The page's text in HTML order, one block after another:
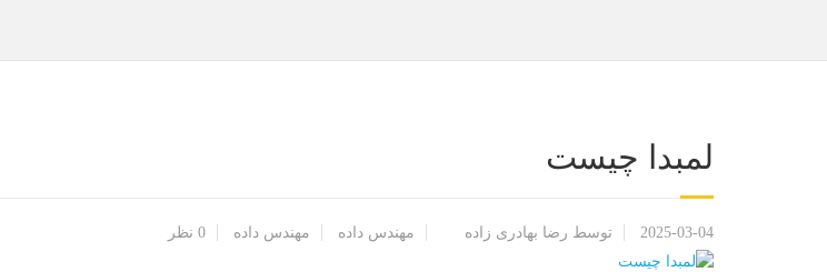
لمبدا چیست
2025-03-04 توسط رضا بهادری زاده مهندس داده مهندس داده 0 نظر